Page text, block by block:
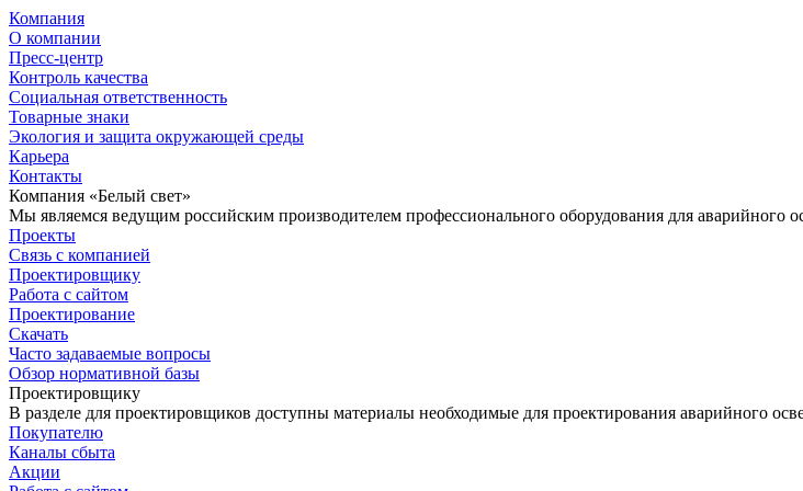
Компания
О компании
Пресс-центр
Контроль качества
Социальная ответственность
Товарные знаки
Экология и защита окружающей среды
Карьера
Контакты
Компания «Белый свет»
Мы являемся ведущим российским производителем профессионального оборудования для
Проекты
Связь с компанией
Проектировщику
Работа с сайтом
Проектирование
Скачать
Часто задаваемые вопросы
Обзор нормативной базы
Проектировщику
В разделе для проектировщиков доступны материалы необходимые для проектирования аварийного
Покупателю
Каналы сбыта
Акции